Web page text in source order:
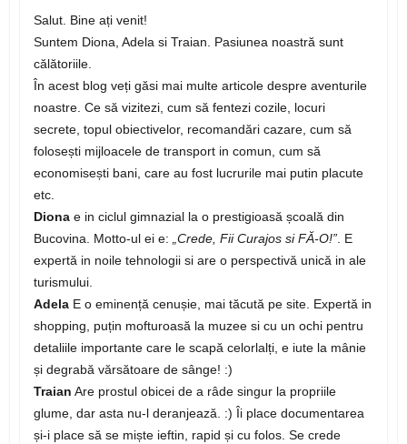
Salut. Bine ați venit!
Suntem Diona, Adela si Traian. Pasiunea noastră sunt
călătoriile.
În acest blog veți găsi mai multe articole despre aventurile
noastre. Ce să vizitezi, cum să fentezi cozile, locuri
secrete, topul obiectivelor, recomandări cazare, cum să
folosești mijloacele de transport in comun, cum să
economisești bani, care au fost lucrurile mai putin placute
etc.
Dionae in ciclul gimnazial la o prestigioasă școală din
Bucovina. Motto-ul ei e:
„Crede, Fii Curajos si FĂ-O!”. E
expertă in noile tehnologii si are o perspectivă unică in ale
turismului.
AdelaE o eminență cenușie, mai tăcută pe site. Expertă in
shopping, puțin mofturoasă la muzee si cu un ochi pentru
detaliile importante care le scapă celorlalți, e iute la mânie
și degrabă vărsătoare de sânge! :)
Traian Are prostul obicei de a râde singur la propriile
glume, dar asta nu-l deranjează. :) Îi place documentarea
și-i place să se miște ieftin, rapid și cu folos. Se crede